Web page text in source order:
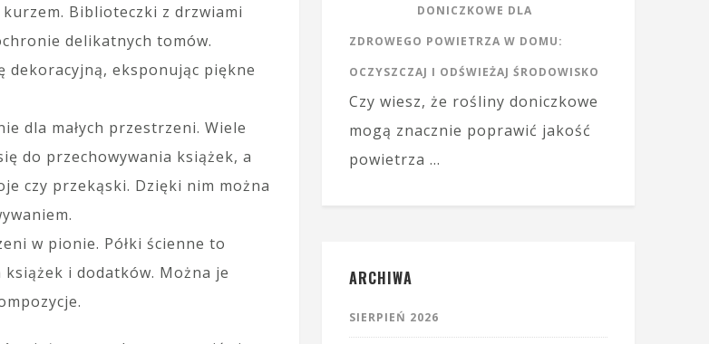
Biblioteczki z drzwiami
delikatnych tomów.
dekoracyjną, eksponując piękne
dla małych przestrzeni. Wiele
do przechowywania książek, a
czy przekąski. Dzięki nim można
w pionie. Półki ścienne to
i dodatków. Można je
DONICZKOWE DLA
ZDROWEGO POWIETRZA W DOMU:
OCZYSZCZAJ I ODŚWIEŻAJ ŚRODOWISKO
Czy wiesz, że rośliny doniczkowe
mogą znacznie poprawić jakość
powietrza …
ARCHIWA
SIERPIEŃ 2026